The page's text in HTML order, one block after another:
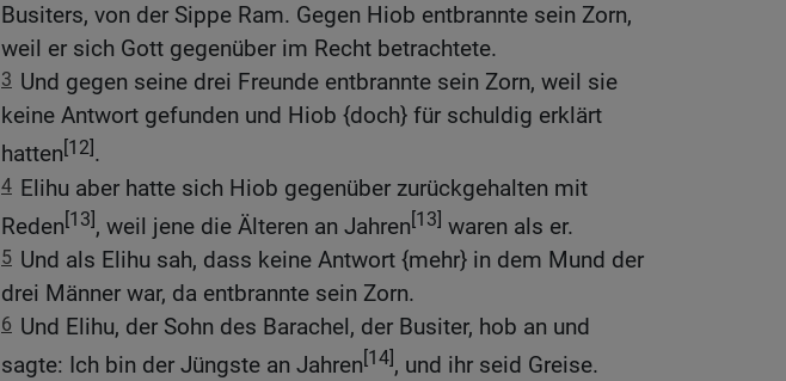
Busiters, von der Sippe Ram. Gegen Hiob entbrannte sein Zorn,
weil er sich Gott gegenüber im Recht betrachtete.
3 Und gegen seine drei Freunde entbrannte sein Zorn, weil sie
keine Antwort gefunden und Hiob {doch} für schuldig erklärt
hatten[12].
4 Elihu aber hatte sich Hiob gegenüber zurückgehalten mit
Reden[13], weil jene die Älteren an Jahren[13] waren als er.
5 Und als Elihu sah, dass keine Antwort {mehr} in dem Mund der
drei Männer war, da entbrannte sein Zorn.
6 Und Elihu, der Sohn des Barachel, der Busiter, hob an und
sagte: Ich bin der Jüngste an Jahren[14], und ihr seid Greise.